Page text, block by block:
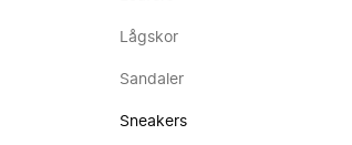
Lågskor
Sandaler
Sneakers